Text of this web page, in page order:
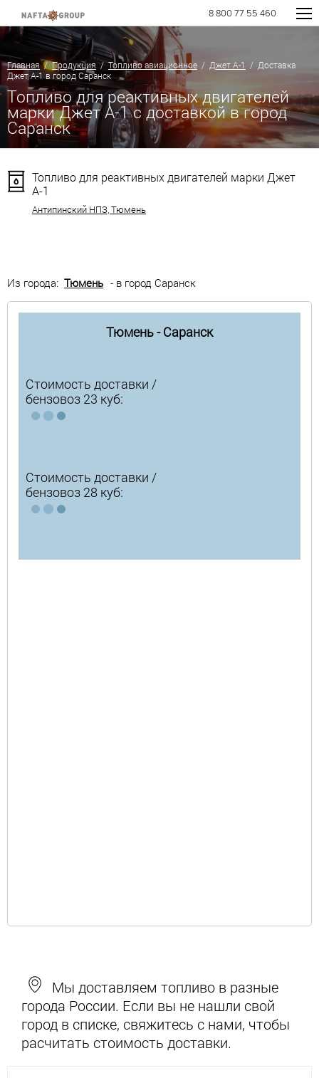
8 800 77 55 460
Главная/Продукция/Топливо авиационное / Джет А-1
/ Доставка
Джет А-1 в город Саранск
Топливо для реактивных двигателей
марки Джет А-1 с доставкой в город
Саранск
Топливо для реактивных двигателей марки Джет
А-1
Антипинский НПЗ, Тюмень
Из города: Тюмень - в город Саранск
Тюмень - Саранск
Стоимость доставки /
бензовоз 23 куб:
Стоимость доставки /
бензовоз 28 куб:
Мы доставляем топливо в разные
города России. Если вы не нашли свой
город в списке, свяжитесь с нами, чтобы
расчитать стоимость доставки.